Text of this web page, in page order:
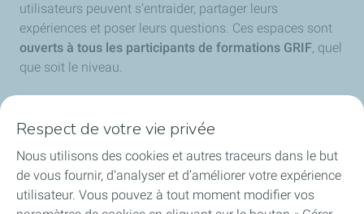
utilisateurs peuvent s’entraider, partager leurs
expériences et poser leurs questions. Ces espaces sont
ouverts à tous les participants de formations GRIF, quel
que soit le niveau.
Respect de votre vie privée
Nous utilisons des cookies et autres traceurs dans le but
de vous fournir, d’analyser et d’améliorer votre expérience
utilisateur. Vous pouvez à tout moment modifier vos